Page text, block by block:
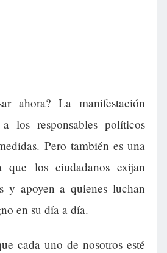
ahora? La manifestación
los responsables políticos
Pero también es una
que los ciudadanos exijan
y apoyen a quienes luchan
en su día a día.
cada uno de nosotros esté